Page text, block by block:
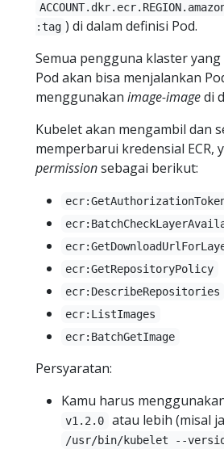
:tag ) di dalam definisi Pod.
Semua pengguna klaster
Pod akan bisa menjalankan
menggunakan image-imagedi
Kubelet akan mengambil dan
memperbarui kredensial ECR,
permissionsebagai berikut:
ecr:GetRepositoryPolicy
ecr:DescribeRepositories
ecr:ListImages
ecr:BatchGetImage
Persyaratan:
Kamu harus
v1.2.0 atau lebih (misal
/usr/bin/kubelet --